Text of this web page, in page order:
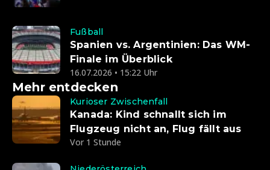
Fußball
Spanien vs. Argentinien: Das WM-
Finale im Überblick
16.07.2026 • 15:22 Uhr
Mehr entdecken
Kurioser Zwischenfall
Kanada: Kind schnallt sich im
Flugzeug nicht an, Flug fällt aus
Vor 1 Stunde